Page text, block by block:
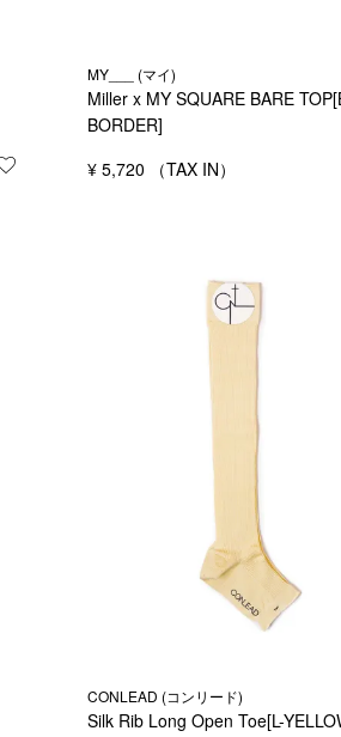
お気に入りに登録する
MY___ (マイ)
Miller x MY SQUARE BARE
BORDER]
¥ 5,720
CONLEAD (コンリード)
Silk Rib Long Open Toe[L-